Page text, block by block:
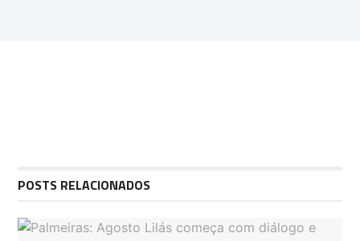
POSTS RELACIONADOS